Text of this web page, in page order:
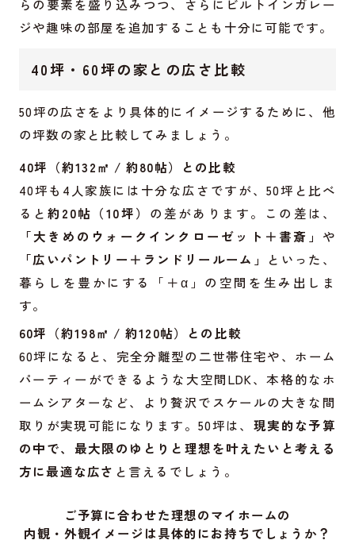
らの要素を盛り込みつつ、さらにビルトインガレー
ジや趣味の部屋を追加することも十分に可能です。
40坪・60坪の家との広さ比較
50坪の広さをより具体的にイメージするために、他
の坪数の家と比較してみましょう。
40坪（約132㎡ / 約80帖）との比較
40坪も4人家族には十分な広さですが、50坪と比べ
ると約20帖（10坪） の差があります。この差は、
「大きめのウォークインクローゼット＋書斎」 や
「広いパントリー＋ランドリールーム」
といった、
暮らしを豊かにする「＋α」の空間を生み出しま
す。
60坪（約198㎡ / 約120帖）との比較
60坪になると、完全分離型の二世帯住宅や、ホーム
パーティーができるような大空間LDK、本格的なホ
ームシアターなど、より贅沢でスケールの大きな間
取りが実現可能になります。50坪は、 現実的な予算
の中で、最大限のゆとりと理想を叶えたいと考える
方に最適な広さ と言えるでしょう。
ご予算に合わせた理想のマイホームの
内観・外観イメージは具体的にお持ちでしょうか？